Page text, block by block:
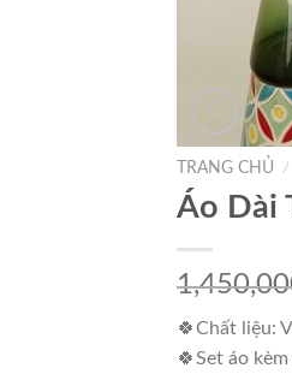
TRANG CHỦ /
Áo Dài
🍀Chất liệu:
🍀Set áo